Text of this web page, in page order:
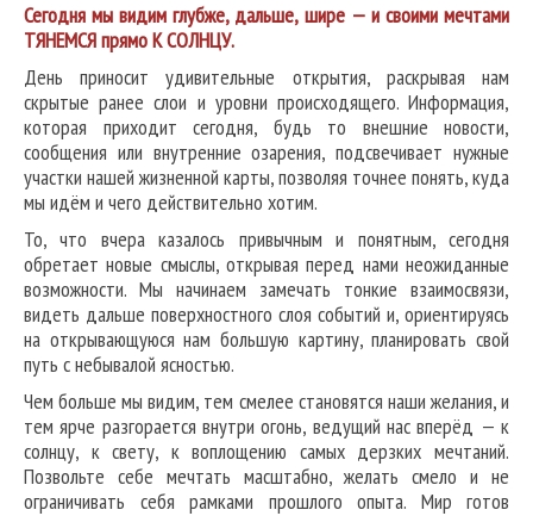
Сегодня мы видим глубже, дальше, шире — и своими мечтами
ТЯНЕМСЯ прямо К СОЛНЦУ.
День приносит удивительные открытия, раскрывая нам
скрытые ранее слои и уровни происходящего. Информация,
которая приходит сегодня, будь то внешние новости,
сообщения или внутренние озарения, подсвечивает нужные
участки нашей жизненной карты, позволяя точнее понять, куда
мы идём и чего действительно хотим.
То, что вчера казалось привычным и понятным, сегодня
обретает новые смыслы, открывая перед нами неожиданные
возможности. Мы начинаем замечать тонкие взаимосвязи,
видеть дальше поверхностного слоя событий и, ориентируясь
на открывающуюся нам большую картину, планировать свой
путь с небывалой ясностью.
Чем больше мы видим, тем смелее становятся наши желания, и
тем ярче разгорается внутри огонь, ведущий нас вперёд — к
солнцу, к свету, к воплощению самых дерзких мечтаний.
Позвольте себе мечтать масштабно, желать смело и не
ограничивать себя рамками прошлого опыта. Мир готов